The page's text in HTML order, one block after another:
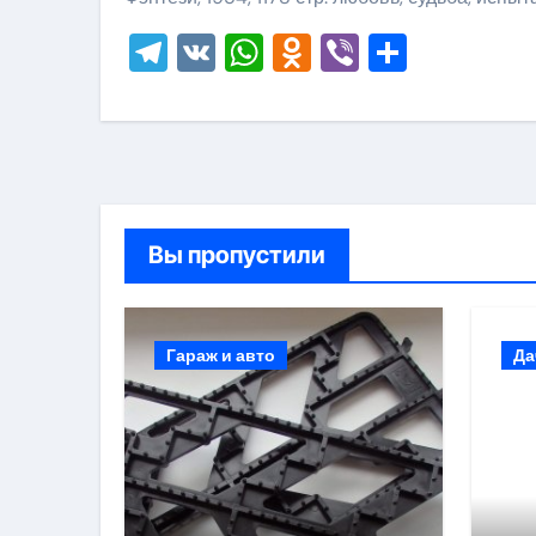
Telegram
VKWhatsApp
Odnoklassniki
Viber
Вы пропустили
Гараж и авто